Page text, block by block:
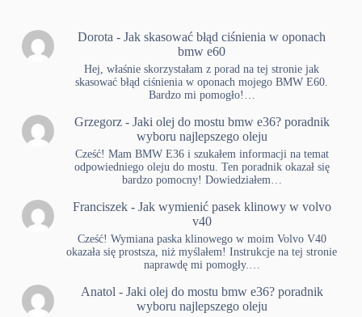
Dorota -Jak skasować błąd ciśnienia w oponach
bmw e60
Hej, właśnie skorzystałam z porad na tej stronie jak
skasować błąd ciśnienia w oponach mojego BMW E60.
Bardzo mi pomogło!…
Grzegorz- Jaki olej do mostu bmw e36? poradnik
wyboru najlepszego oleju
Cześć! Mam BMW E36 i szukałem informacji na temat
odpowiedniego oleju do mostu. Ten poradnik okazał się
bardzo pomocny! Dowiedziałem…
Franciszek- Jak wymienić pasek klinowy w volvo
v40
Cześć! Wymiana paska klinowego w moim Volvo V40
okazała się prostsza, niż myślałem! Instrukcje na tej stronie
naprawdę mi pomogły.…
Anatol - Jaki olej do mostu bmw e36? poradnik
wyboru najlepszego oleju